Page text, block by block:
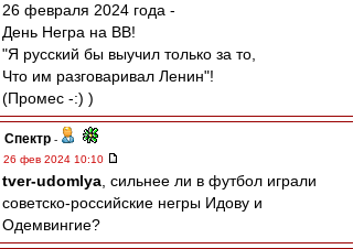
26 февраля 2024 года -
День Негра на ВВ!
"Я русский бы выучил только за то,
Что им разговаривал Ленин"!
(Промес -:) )
Спектр -
26 фев 2024 10:10
tver-udomlya , сильнее ли в футбол играли
советско-российские негры Идову и
Одемвингие?